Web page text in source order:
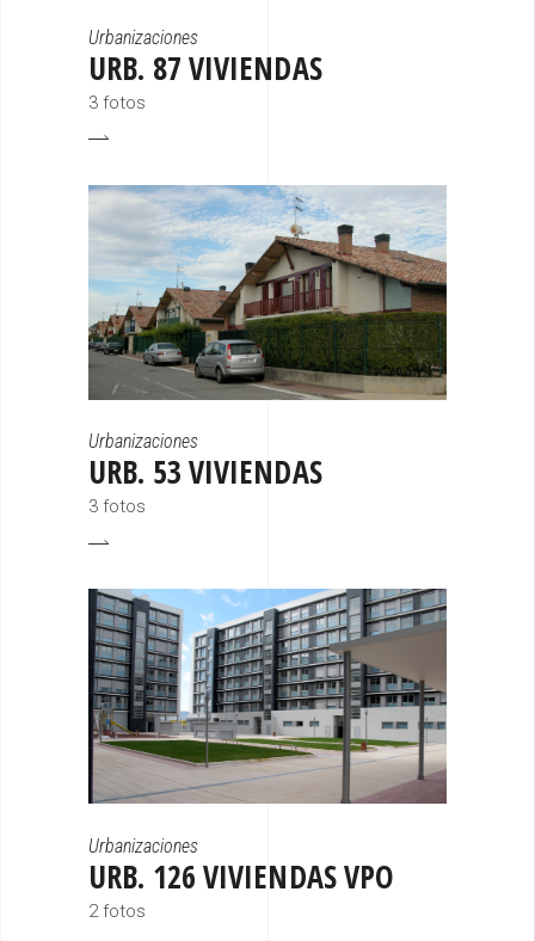
Urbanizaciones
URB. 87 VIVIENDAS
3 fotos
Urbanizaciones
URB. 53 VIVIENDAS
3 fotos
Urbanizaciones
URB. 126 VIVIENDAS VPO
2 fotos